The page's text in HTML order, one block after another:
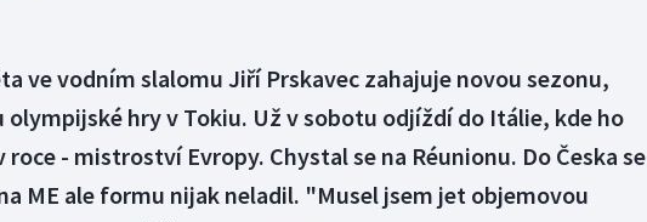
ve vodním slalomu Jiří Prskavec zahajuje novou sezonu,
hry v Tokiu. Už v sobotu odjíždí do Itálie, kde ho
- mistroství Evropy. Chystal se na Réunionu. Do Česka se
ME ale formu nijak neladil. "Musel jsem jet objemovou